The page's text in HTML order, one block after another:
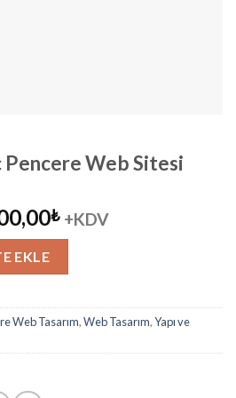
Pencere Web Sitesi
₺Şu
andaki
8.500,00₺.
+KDV
EKLE
Web Tasarım,Web Tasarım,Yapı ve